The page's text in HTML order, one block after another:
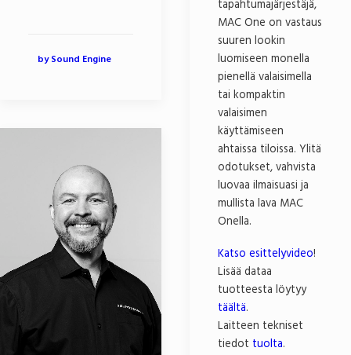
by Sound Engine
tapahtumajärjestäjä,
MAC One on vastaus
suuren lookin
luomiseen monella
pienellä valaisimella
tai kompaktin
valaisimen
käyttämiseen
ahtaissa tiloissa. Ylitä
odotukset, vahvista
luovaa ilmaisuasi ja
mullista lava MAC
Onella.
Katso esittelyvideo!
Lisää dataa
tuotteesta löytyy
täältä.
Laitteen tekniset
tiedot tuolta.